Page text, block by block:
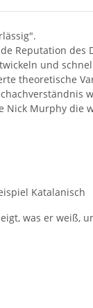
Reputation
und
theoretische
Nick Murphy
Katalanisch
was er